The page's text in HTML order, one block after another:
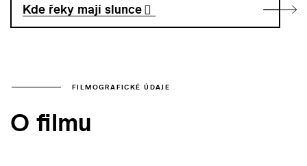
Kde řeky mají slunce
FILMOGRAFICKÉ ÚDAJE
O filmu